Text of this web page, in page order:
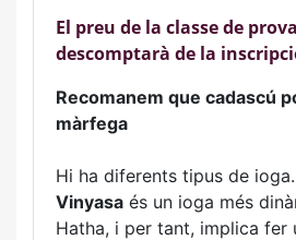
El preu de la classe de
descomptarà de la
Recomanem que cadascú
màrfega
Hi ha diferents tipus de
Vinyasa és un ioga més
Hatha, i per tant, implica fer